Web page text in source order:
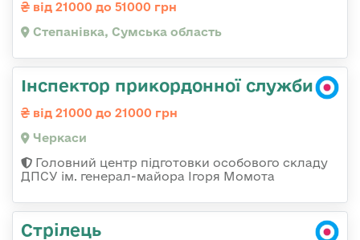
від 21000 до 51000 грн
Степанівка, Сумська область
Інспектор прикордонної служби
від 21000 до 21000 грн
Черкаси
Головний центр підготовки особового складу
ДПСУ ім. генерал-майора Ігоря Момота
Стрілець